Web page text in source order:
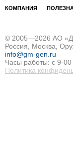
КОМПАНИЯ
© 2005—2026 АО
Россия, Москва,
info@gm-gen.ru
Часы работы: с 9-00
Политика